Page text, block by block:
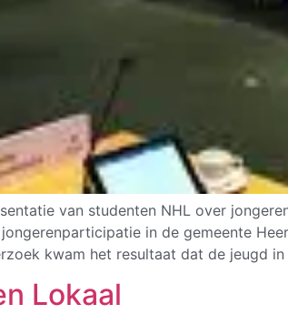
van studenten NHL over
in de gemeente
kwam het resultaat dat de jeugd
Lokaal